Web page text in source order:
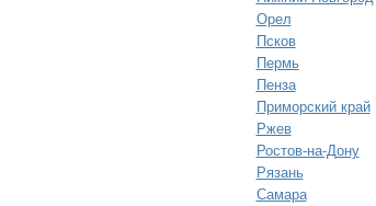
Орел
Псков
Пермь
Пенза
Приморский край
Ржев
Ростов-на-Дону
Рязань
Самара